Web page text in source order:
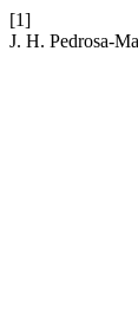
[1]
J. H. Pedrosa-